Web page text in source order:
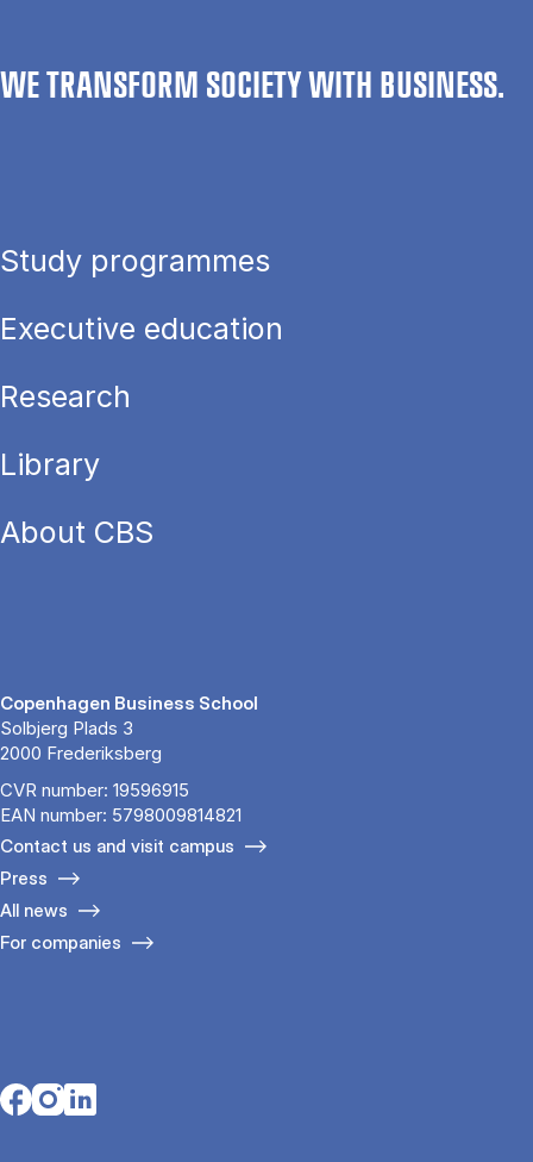
WE TRANSFORM SOCIETY WITH BUSINESS.
Study programmes
Executive education
Research
Library
About CBS
Copenhagen Business School
Solbjerg Plads 3
2000 Frederiksberg
CVR number: 19596915
EAN number: 5798009814821
Contact us and visit campus
Press
All news
For companies
Opens in a new tab
Opens in a new tab
Opens in a new tab